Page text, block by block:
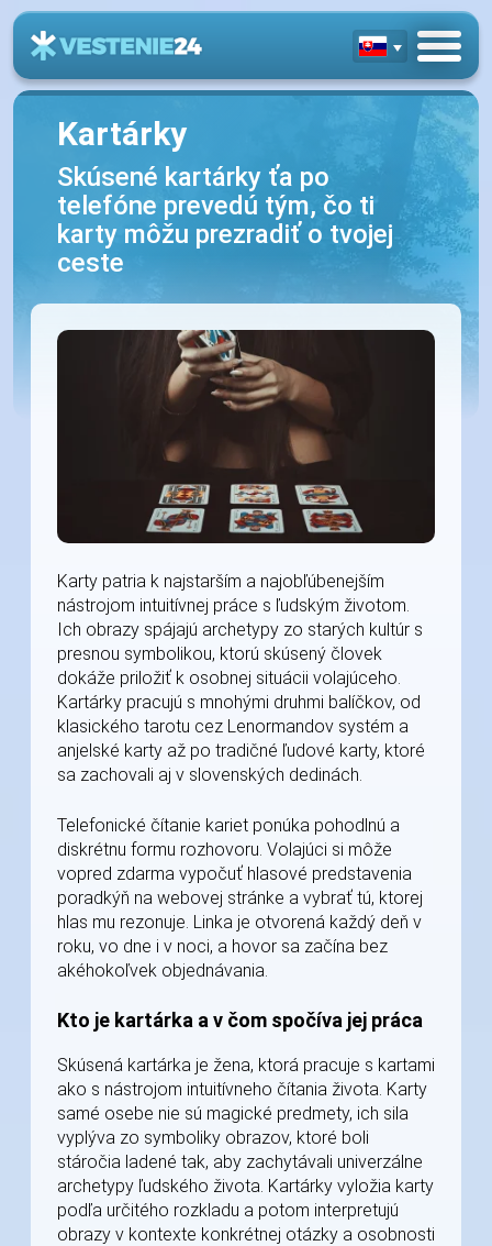
Kartárky
Skúsené kartárky ťa po
telefóne prevedú tým, čo ti
karty môžu prezradiť o tvojej
ceste
Karty patria k najstarším a najobľúbenejším
nástrojom intuitívnej práce s ľudským životom.
Ich obrazy spájajú archetypy zo starých kultúr s
presnou symbolikou, ktorú skúsený človek
dokáže priložiť k osobnej situácii volajúceho.
Kartárky pracujú s mnohými druhmi balíčkov, od
klasického tarotu cez Lenormandov systém a
anjelské karty až po tradičné ľudové karty, ktoré
sa zachovali aj v slovenských dedinách.
Telefonické čítanie kariet ponúka pohodlnú a
diskrétnu formu rozhovoru. Volajúci si môže
vopred zdarma vypočuť hlasové predstavenia
poradkýň na webovej stránke a vybrať tú, ktorej
hlas mu rezonuje. Linka je otvorená každý deň v
roku, vo dne i v noci, a hovor sa začína bez
akéhokoľvek objednávania.
Kto je kartárka a v čom spočíva jej práca
Skúsená kartárka je žena, ktorá pracuje s kartami
ako s nástrojom intuitívneho čítania života. Karty
samé osebe nie sú magické predmety, ich sila
vyplýva zo symboliky obrazov, ktoré boli
stáročia ladené tak, aby zachytávali univerzálne
archetypy ľudského života. Kartárky vyložia karty
podľa určitého rozkladu a potom interpretujú
obrazy v kontexte konkrétnej otázky a osobnosti